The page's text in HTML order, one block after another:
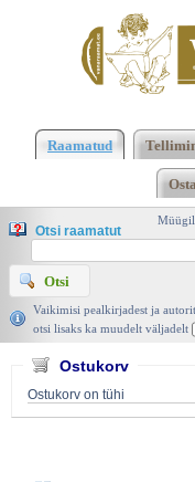
messias,
Raamatud
Müügil
Otsi raamatut
Vaikimisi pealkirjadest ja
otsi lisaks ka muudelt väljadelt
Ostukorv
Ostukorv on tühi